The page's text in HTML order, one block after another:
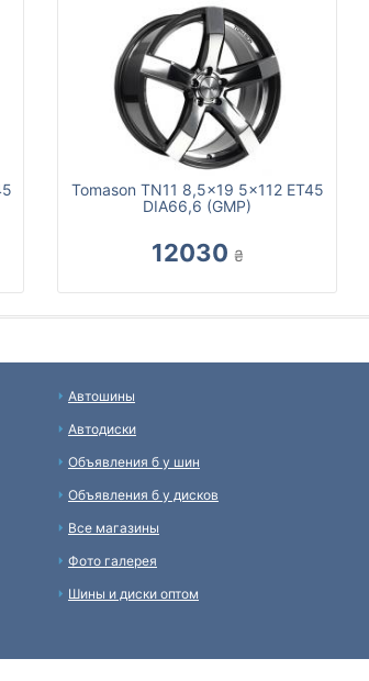
Tomason TN11 8,5x19 5x112 ET45
DIA66,6 (GMP)
12030 ₴
Автошины
Автодиски
Объявления б у шин
Объявления б у дисков
Все магазины
Фото галерея
Шины и диски оптом